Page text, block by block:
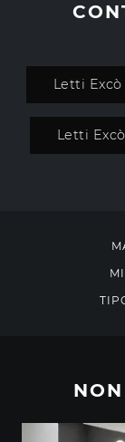
Letti Excò
Letti